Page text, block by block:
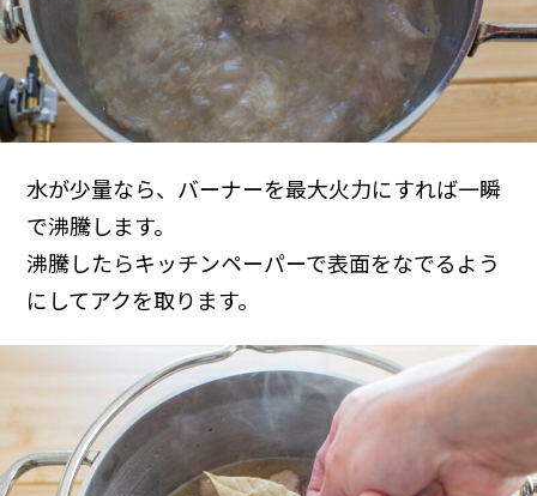
水が少量なら、バーナーを最大火力にすれば一瞬
で沸騰します。
沸騰したらキッチンペーパーで表面をなでるよう
にしてアクを取ります。